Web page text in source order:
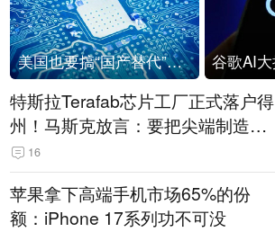
美国也要搞“国产替代”？先算清三笔账
特斯拉Terafab芯片工厂正式落户得
州！马斯克放言：要把尖端制造带
回美国
16
苹果拿下高端手机市场65%的份
额：iPhone 17系列功不可没